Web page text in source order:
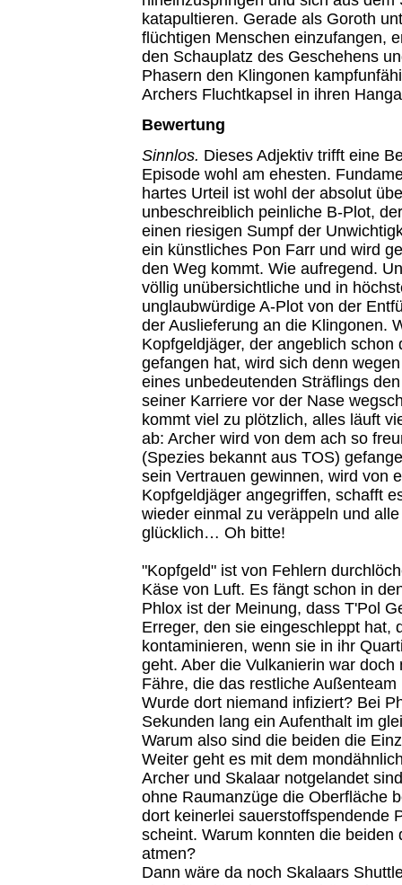
katapultieren. Gerade als Goroth
flüchtigen Menschen einzufangen,
den Schauplatz des Geschehens
Phasern den Klingonen
Archers Fluchtkapsel in ihren
Bewertung
Sinnlos. Dieses Adjektiv trifft eine
Episode wohl am ehesten.
hartes Urteil ist wohl der absolut
unbeschreiblich peinliche B-Plot,
einen riesigen Sumpf der
ein künstliches Pon Farr und wird
den Weg kommt. Wie aufregend.
völlig unübersichtliche und in
unglaubwürdige A-Plot von der
der Auslieferung an die Klingonen.
Kopfgeldjäger, der angeblich schon
gefangen hat, wird sich denn
eines unbedeutenden Sträflings
seiner Karriere vor der Nase
kommt viel zu plötzlich, alles läuft
ab: Archer wird von dem ach so
(Spezies bekannt aus TOS)
sein Vertrauen gewinnen, wird von
Kopfgeldjäger angegriffen, schafft
wieder einmal zu veräppeln und
glücklich… Oh bitte!
"Kopfgeld" ist von Fehlern
Käse von Luft. Es fängt schon in
Phlox ist der Meinung, dass T'Pol
Erreger, den sie eingeschleppt hat,
kontaminieren, wenn sie in ihr
geht. Aber die Vulkanierin war doch
Fähre, die das restliche
Wurde dort niemand infiziert? Bei
Sekunden lang ein Aufenthalt im
Warum also sind die beiden die
Weiter geht es mit dem
Archer und Skalaar notgelandet
ohne Raumanzüge die Oberfläche
dort keinerlei sauerstoffspendende
scheint. Warum konnten die beiden
atmen?
Dann wäre da noch Skalaars